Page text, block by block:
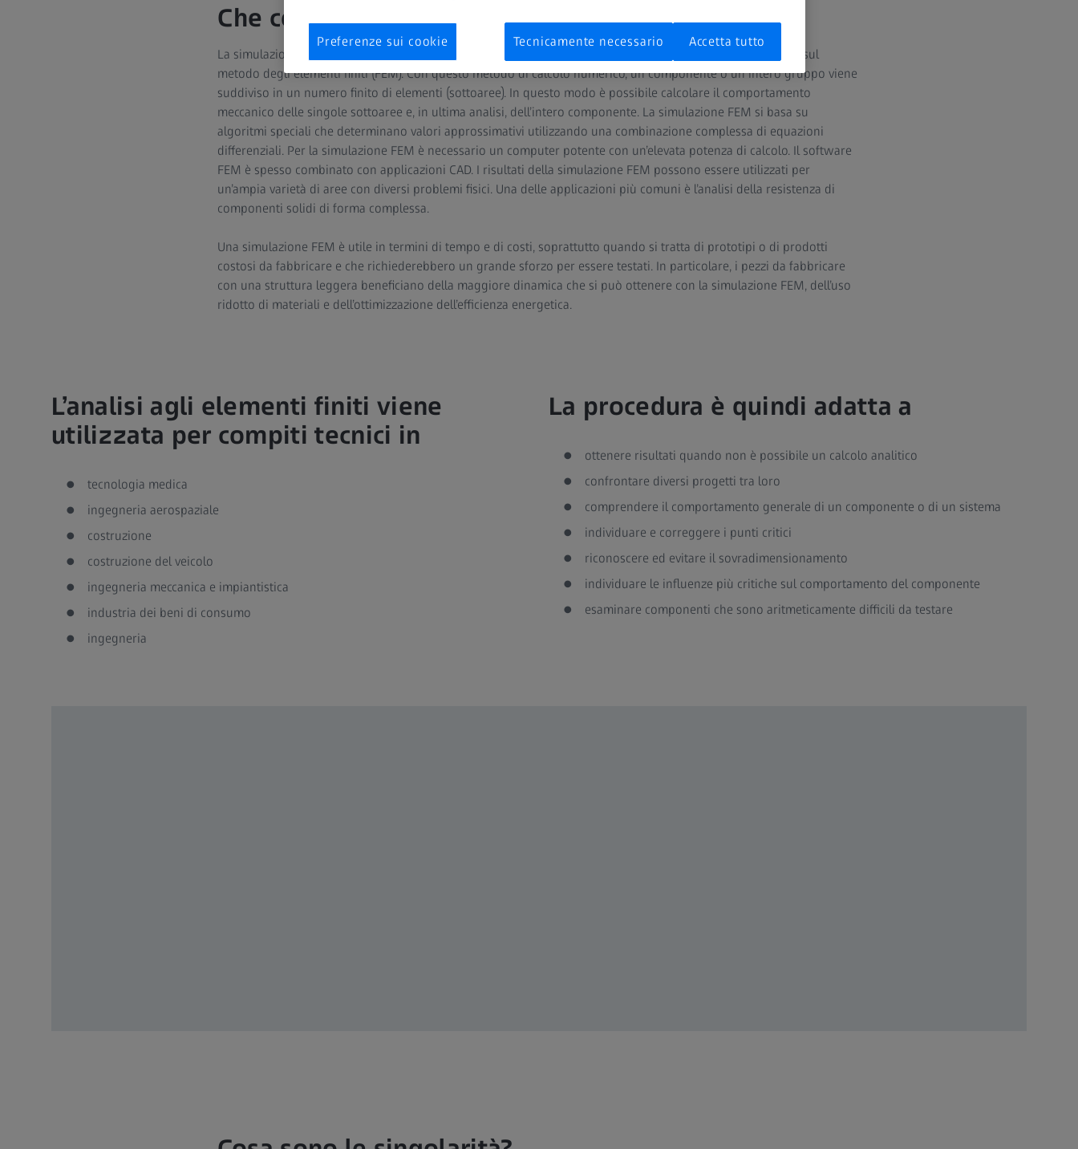
Che cos’è una simulazione FEM?
La simulazione FEM mostra come un componente o un materiale reagisce a determinate influenze. Si basa sul
metodo degli elementi finiti (FEM). Con questo metodo di calcolo numerico, un componente o un intero gruppo viene
suddiviso in un numero finito di elementi (sottoaree). In questo modo è possibile calcolare il comportamento
meccanico delle singole sottoaree e, in ultima analisi, dell’intero componente. La simulazione FEM si basa su
algoritmi speciali che determinano valori approssimativi utilizzando una combinazione complessa di equazioni
differenziali. Per la simulazione FEM è necessario un computer potente con un’elevata potenza di calcolo. Il software
FEM è spesso combinato con applicazioni CAD. I risultati della simulazione FEM possono essere utilizzati per
un’ampia varietà di aree con diversi problemi fisici. Una delle applicazioni più comuni è l’analisi della resistenza di
componenti solidi di forma complessa.
Una simulazione FEM è utile in termini di tempo e di costi, soprattutto quando si tratta di prototipi o di prodotti
costosi da fabbricare e che richiederebbero un grande sforzo per essere testati. In particolare, i pezzi da fabbricare
con una struttura leggera beneficiano della maggiore dinamica che si può ottenere con la simulazione FEM, dell’uso
ridotto di materiali e dell’ottimizzazione dell’efficienza energetica.
L’analisi agli elementi finiti viene
utilizzata per compiti tecnici in
tecnologia medica
ingegneria aerospaziale
costruzione
costruzione del veicolo
ingegneria meccanica e impiantistica
industria dei beni di consumo
ingegneria
La procedura è quindi adatta a
ottenere risultati quando non è possibile un calcolo analitico
confrontare diversi progetti tra loro
comprendere il comportamento generale di un componente o di un sistema
individuare e correggere i punti critici
riconoscere ed evitare il sovradimensionamento
individuare le influenze più critiche sul comportamento del componente
esaminare componenti che sono aritmeticamente difficili da testare
Preferenze sui cookie Tecnicamente necessario Accetta tutto